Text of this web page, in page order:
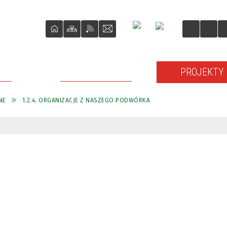
PROJEKTY
1.2.4. ORGANIZACJE Z NASZEGO PODWÓRKA